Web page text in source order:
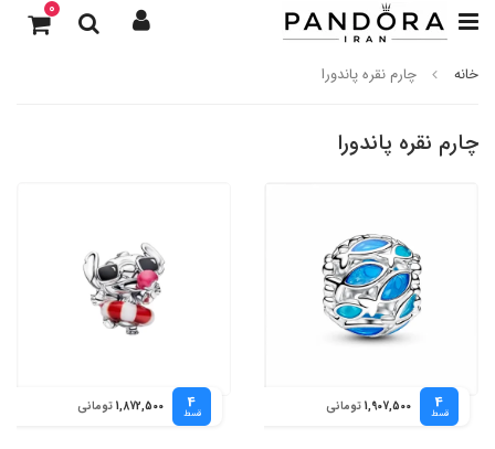
0
خانه چارم نقره پاندورا
چارم نقره پاندورا
4
قسط 1,907,500 تومانی 4
قسط 1,872,500 تومانی